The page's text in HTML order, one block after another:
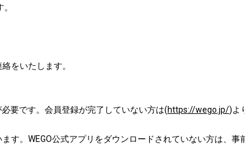
をいたします。
要です。会員登録が完了していない方は(https://wego.jp/)よ
す。WEGO公式アプリをダウンロードされていない方は、事